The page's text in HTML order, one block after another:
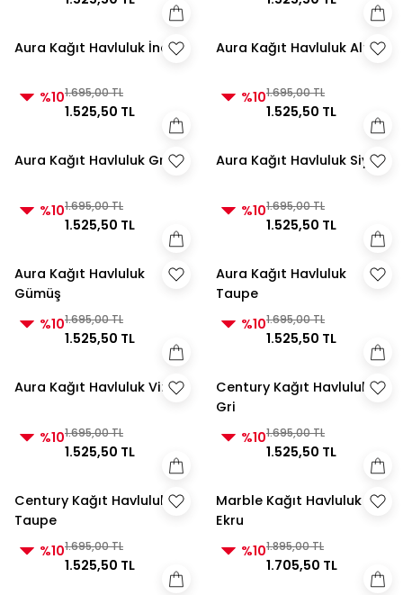
Aura Kağıt Havluluk İnci
%101.695,00 TL
1.525,50 TL
Aura Kağıt Havluluk Altın
%101.695,00 TL
1.525,50 TL
Aura Kağıt Havluluk Gri
%101.695,00 TL
1.525,50 TL
Aura Kağıt Havluluk Siyah
%101.695,00 TL
1.525,50 TL
Aura Kağıt Havluluk
Gümüş
%101.695,00 TL
1.525,50 TL
Aura Kağıt Havluluk
Taupe
%101.695,00 TL
1.525,50 TL
Aura Kağıt Havluluk Vizon
%101.695,00 TL
1.525,50 TL
Century Kağıt Havluluk
Gri
%101.695,00 TL
1.525,50 TL
Century Kağıt Havluluk
Taupe
%101.695,00 TL
1.525,50 TL
Marble Kağıt Havluluk
Ekru
%101.895,00 TL
1.705,50 TL